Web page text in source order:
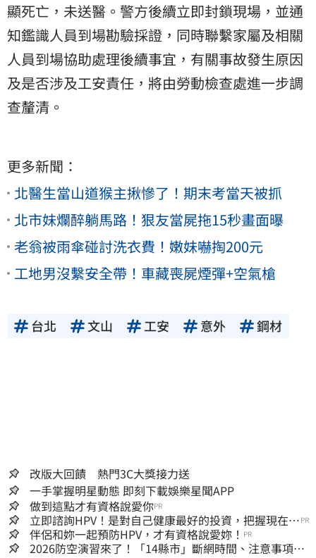
顯死亡，未送醫。警方後續立即封鎖現場，並通
知鑑識人員到場勘驗採證，同時聯繫家屬及相關
人員到場協助處理後續事宜，有關事故發生原因
及是否涉及工安責任，將由勞動檢查處進一步調
查釐清。
更多新聞：
北醫生當山道猴主揪慘了！期末考當天被抓
北市妹爛醉躺馬路！狠友當屍拖15秒畫面曝
老翁被雨傘碰討洗衣費！嫩妹嚇掏200元
工地男沒繫安全帶！車藏喪屍煙彈+空氣槍
台北 文山 工安 意外 鋼材
改版大回饋 熱門3C大獎接力送
一手掌握明星動態 即刻下載娛樂星聞APP
做到這點才有資格說愛你PR
立即諮詢HPV！是對自己健康最好的投資，把握現在不
嫌晚！
PR
伴侶和妳一起預防HPV，才有資格說愛妳！ PR
2026防空演習來了！「14縣市」斷網時間、注意事項一